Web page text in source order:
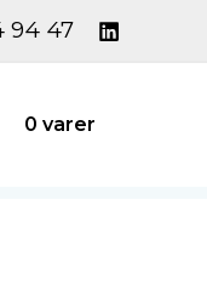
94 47
0 varer